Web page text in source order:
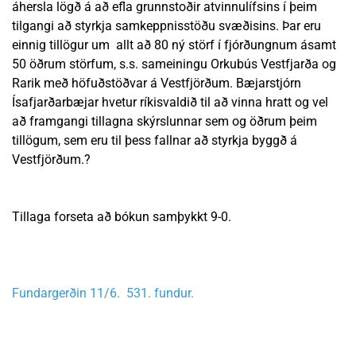
áhersla lögð á að efla grunnstoðir atvinnulífsins í þeim
tilgangi að styrkja samkeppnisstöðu svæðisins. Þar eru
einnig tillögur um allt að 80 ný störf í fjórðungnum ásamt
50 öðrum störfum, s.s. sameiningu Orkubús Vestfjarða og
Rarik með höfuðstöðvar á Vestfjörðum. Bæjarstjórn
Ísafjarðarbæjar hvetur ríkisvaldið til að vinna hratt og vel
að framgangi tillagna skýrslunnar sem og öðrum þeim
tillögum, sem eru til þess fallnar að styrkja byggð á
Vestfjörðum.?
Tillaga forseta að bókun samþykkt 9-0.
Fundargerðin 11/6. 531. fundur.